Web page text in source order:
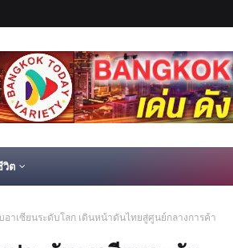
ต
อาเซียนระดับโลก เดินหน้าดันไทยสู่ศูนย์กลางการค้า